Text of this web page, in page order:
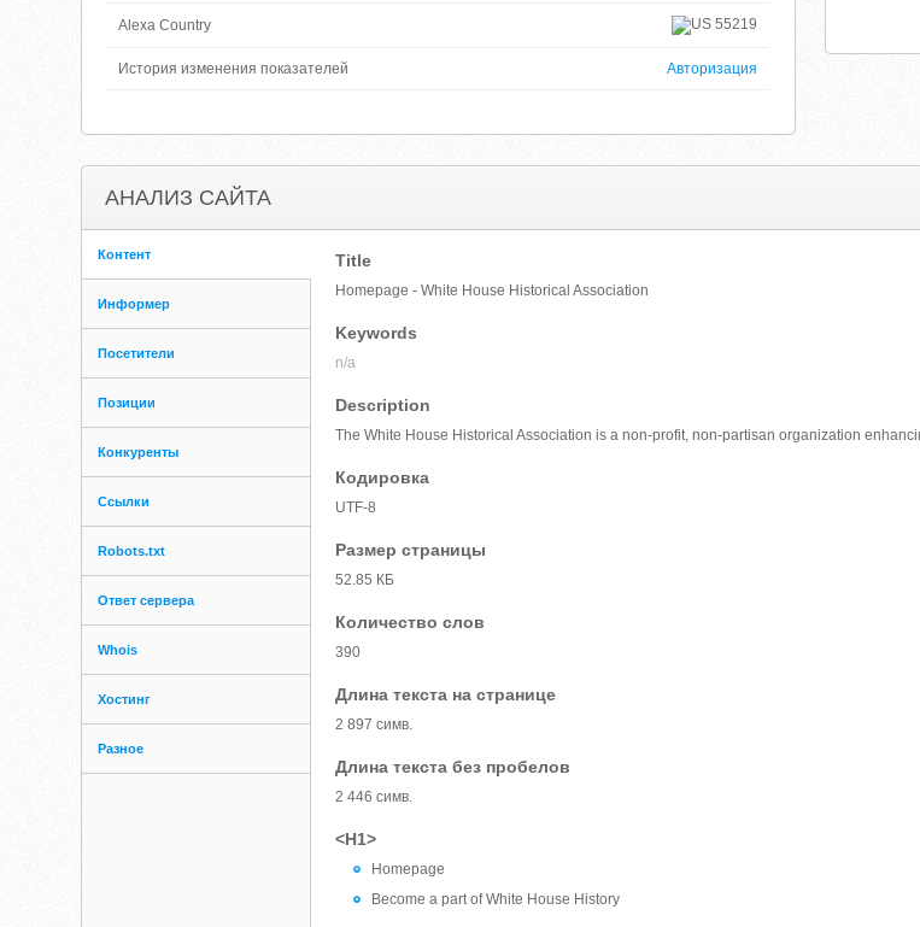
Alexa Country 55219
История изменения показателей Авторизация
АНАЛИЗ САЙТА
Контент
Информер
Посетители
Позиции
Конкуренты
Ссылки
Robots.txt
Ответ сервера
Whois
Хостинг
Разное
Title
Homepage - White House Historical Association
Keywords
n/a
Description
The White House Historical Association is a non-profit, non-partisan organization
Кодировка
UTF-8
Размер страницы
52.85 КБ
Количество слов
390
Длина текста на странице
2 897 симв.
Длина текста без пробелов
2 446 симв.
<H1>
Homepage
Become a part of White House History